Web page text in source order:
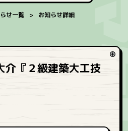
せ一覧 お知らせ詳細
介『２級建築大工技